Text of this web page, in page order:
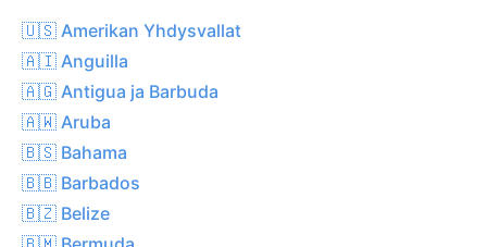
🇺🇸 Amerikan Yhdysvallat
🇦🇮 Anguilla
🇦🇬 Antigua ja Barbuda
🇦🇼 Aruba
🇧🇸 Bahama
🇧🇧 Barbados
🇧🇿 Belize